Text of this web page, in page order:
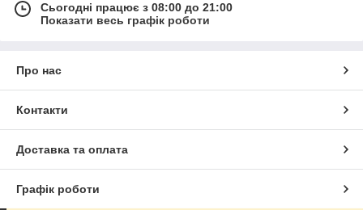
Сьогодні працює з 08:00 до 21:00
Показати весь графік роботи
Про нас
Контакти
Доставка та оплата
Графік роботи